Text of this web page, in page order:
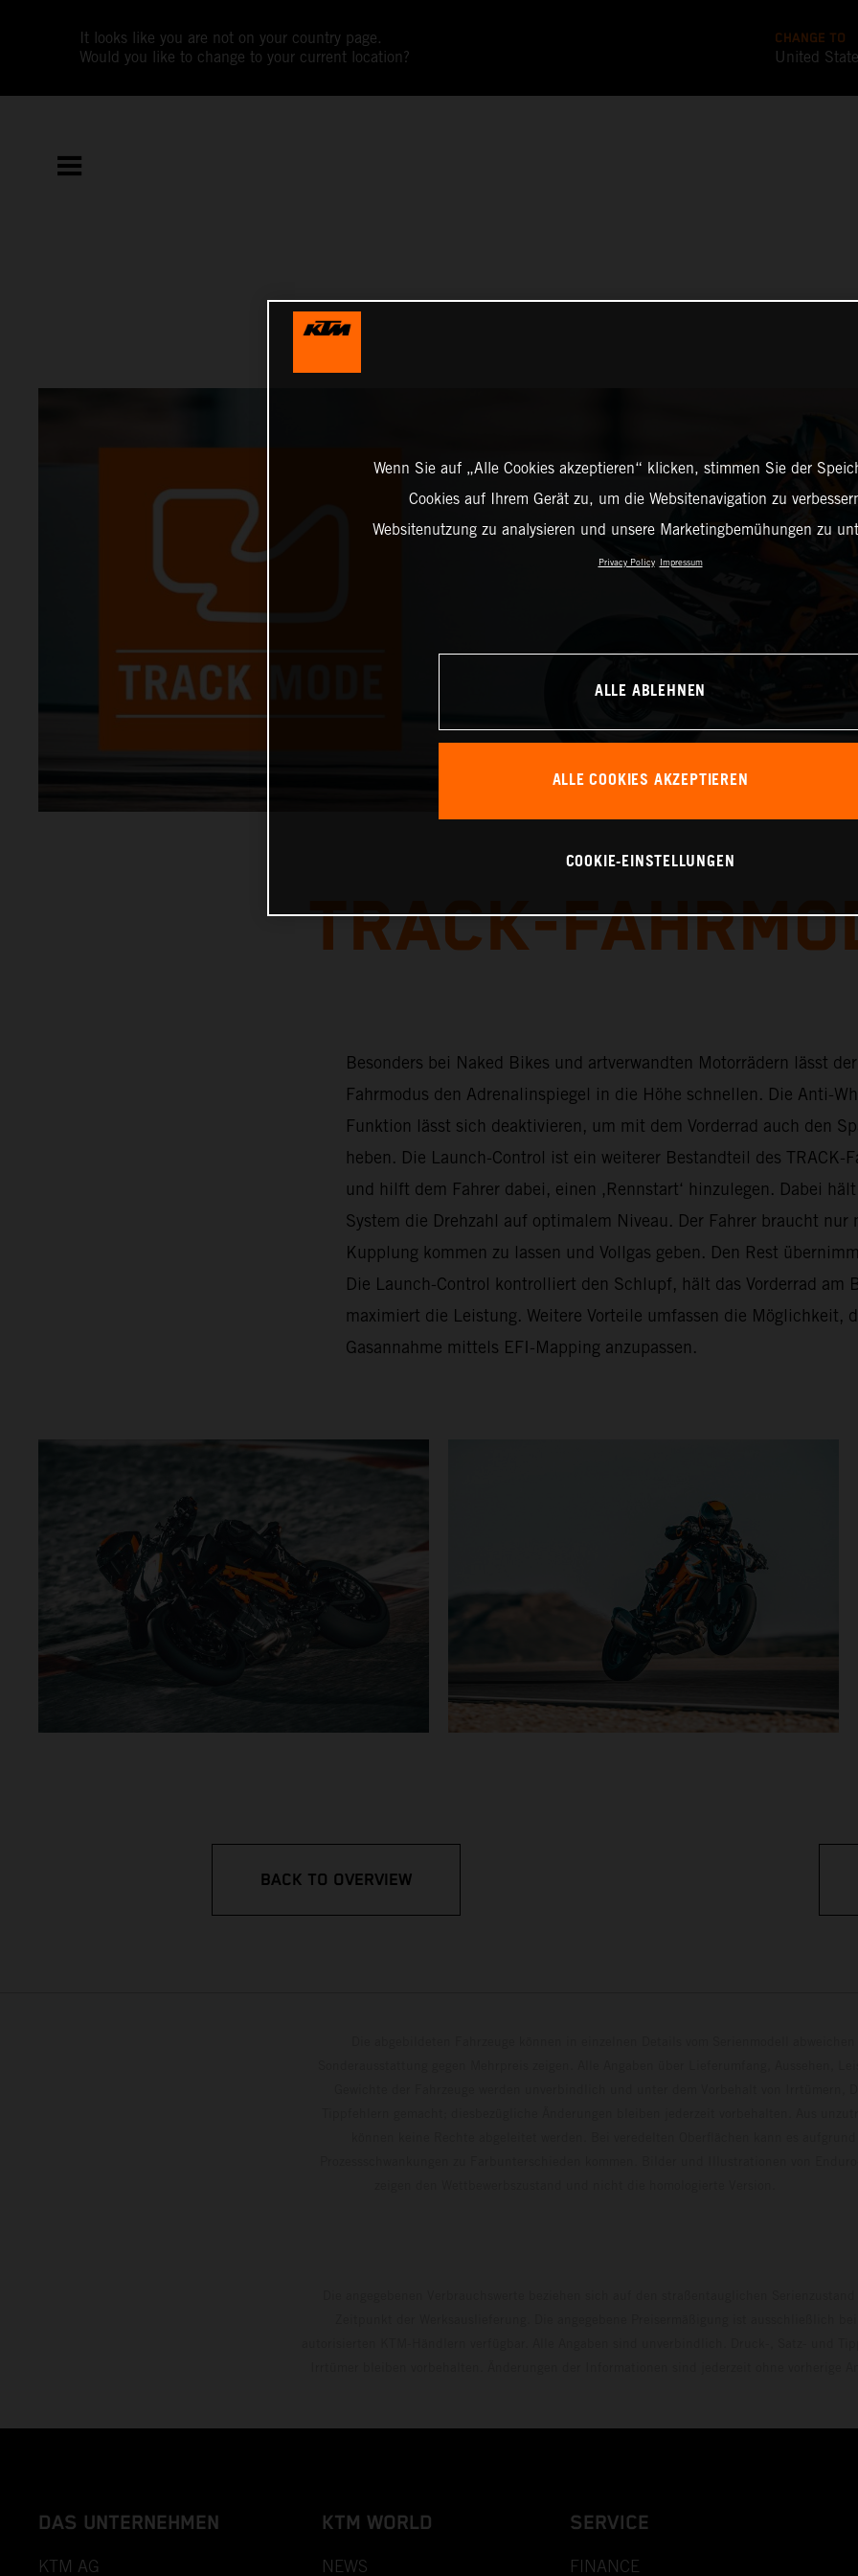
It looks like you are not on your country page.
Would you like to change to your current location?
CHANGE TO
United
TRACK-
Besonders bei Naked Bikes und artverwandten Motorrädern lässt
Fahrmodus den Adrenalinspiegel in die Höhe schnellen. Die Anti-
Funktion lässt sich deaktivieren, um mit dem Vorderrad auch den
heben. Die Launch-Control ist ein weiterer Bestandteil des TRACK-
und hilft dem Fahrer dabei, einen ‚Rennstart‘ hinzulegen. Dabei
System die Drehzahl auf optimalem Niveau. Der Fahrer braucht nur
Kupplung kommen zu lassen und Vollgas geben. Den Rest
Die Launch-Control kontrolliert den Schlupf, hält das Vorderrad am
maximiert die Leistung. Weitere Vorteile umfassen die Möglichkeit,
Gasannahme mittels EFI-Mapping anzupassen.
BACK TO OVERVIEW
DAS UNTERNEHMEN
KTM AG
KTM WORLD
NEWS
SERVICE
FINANCE
Wenn Sie auf „Alle Cookies akzeptieren“ klicken, stimmen Sie der
Cookies auf Ihrem Gerät zu, um die Websitenavigation zu
Websitenutzung zu analysieren und unsere Marketingbemühungen zu
Privacy Policy Impressum
ALLE ABLEHNEN
ALLE COOKIES AKZEPTIEREN
COOKIE-EINSTELLUNGEN